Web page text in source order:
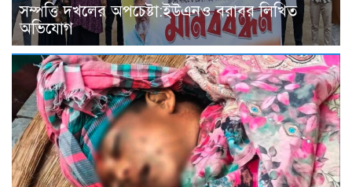
সম্পত্তি দখলের অপচেষ্টা:ইউএনও বরাবর লিখিত
অভিযোগ